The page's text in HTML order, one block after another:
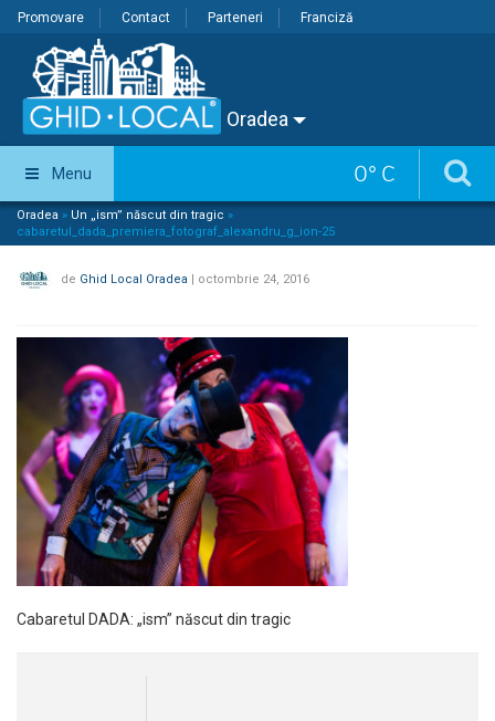
Promovare Contact Parteneri Franciză
Oradea
0° C
Menu
Oradea » Un „ism” născut din tragic »
cabaretul_dada_premiera_fotograf_alexandru_g_ion-25
de Ghid Local Oradea | octombrie 24, 2016
Cabaretul DADA: „ism” născut din tragic